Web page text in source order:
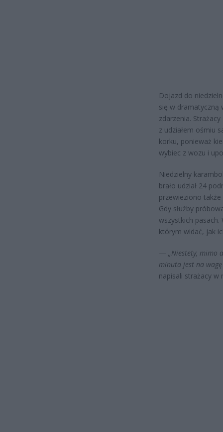
Dojazd do
się w dramatyczną
zdarzenia.
z udziałem ośmiu
korku, ponieważ
wybiec z wozu i
Niedzielny
brało udział 24
przewieziono
Gdy służby
wszystkich pasach.
którym widać, jak
— „Niestety, mimo
minuta jest na wagę
napisali strażacy w